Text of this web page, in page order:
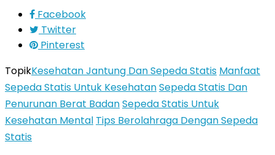
Facebook
Twitter
Pinterest
TopikKesehatan Jantung Dan Sepeda Statis Manfaat
Sepeda Statis Untuk KesehatanSepeda Statis Dan
Penurunan Berat BadanSepeda Statis Untuk
Kesehatan Mental Tips Berolahraga Dengan Sepeda
Statis